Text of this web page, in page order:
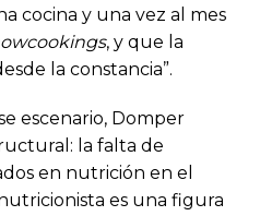
cocina y una vez al mes
, y que la
la constancia”.
escenario, Domper
la falta de
en nutrición en el
es una figura